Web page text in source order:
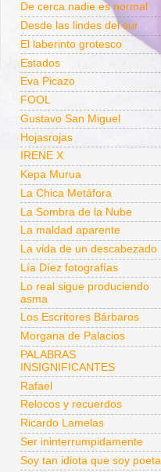
De cerca nadie es normal
Desde las lindes del sur
El laberinto grotesco
Estados
Eva Picazo
FOOL
Gustavo San Miguel
Hojasrojas
IRENE X
Kepa Murua
La Chica Metáfora
La Sombra de la Nube
La maldad aparente
La vida de un descabezado
Lía Díez fotografías
Lo real sigue produciendo
asma
Los Escritores Bárbaros
Morgana de Palacios
PALABRAS
INSIGNIFICANTES
Rafael
Relocos y recuerdos
Ricardo Lamelas
Ser ininterrumpidamente
Soy tan idiota que soy poeta